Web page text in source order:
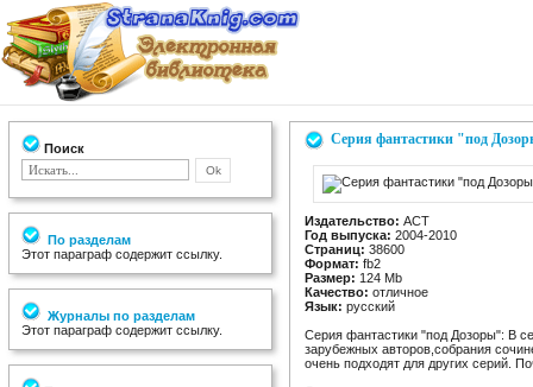
Поиск
По разделам
Этот параграф содержит ссылку.
Журналы по разделам
Этот параграф содержит ссылку.
Серия фантастики "под
Издательство: АСT
Год выпуска: 2004-2010
Страниц: 38600
Формат: fb2
Размер: 124 Мb
Качество: отличное
Язык: русский
Серия фантастики "под Дозоры": В
зарубежных авторов,собрания
очень подходят для других серий.